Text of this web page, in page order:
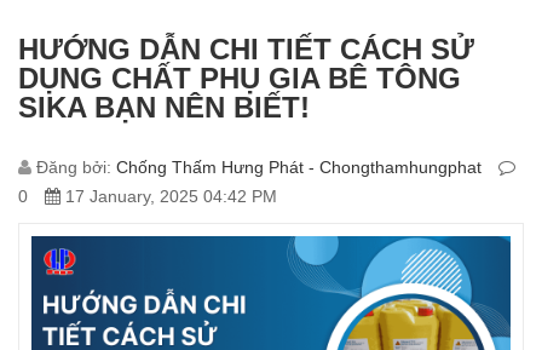
HƯỚNG DẪN CHI TIẾT CÁCH SỬ
DỤNG CHẤT PHỤ GIA BÊ TÔNG
SIKA BẠN NÊN BIẾT!
Đăng bởi: Chống Thấm Hưng Phát - Chongthamhungphat
0
17 January, 2025 04:42 PM